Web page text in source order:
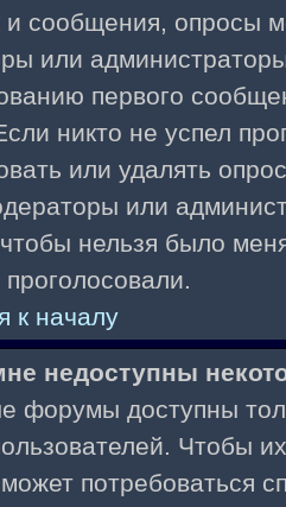
и сообщения, опросы
или
первого
никто не успел
или удалять
или
нельзя было
к началу
недоступны
форумы доступны
Чтобы
потребоваться